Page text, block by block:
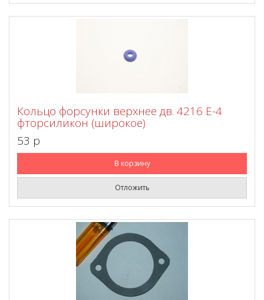
Кольцо форсунки верхнее дв. 4216 Е-4
фторсиликон (широкое)
53 p
В корзину
Отложить